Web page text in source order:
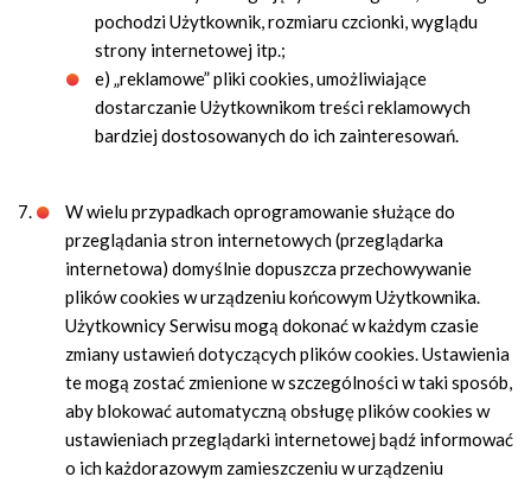
pochodzi Użytkownik, rozmiaru czcionki, wyglądu
strony internetowej itp.;
e) „reklamowe” pliki cookies, umożliwiające
dostarczanie Użytkownikom treści reklamowych
bardziej dostosowanych do ich zainteresowań.
W wielu przypadkach oprogramowanie służące do
przeglądania stron internetowych (przeglądarka
internetowa) domyślnie dopuszcza przechowywanie
plików cookies w urządzeniu końcowym Użytkownika.
Użytkownicy Serwisu mogą dokonać w każdym czasie
zmiany ustawień dotyczących plików cookies. Ustawienia
te mogą zostać zmienione w szczególności w taki sposób,
aby blokować automatyczną obsługę plików cookies w
ustawieniach przeglądarki internetowej bądź informować
o ich każdorazowym zamieszczeniu w urządzeniu